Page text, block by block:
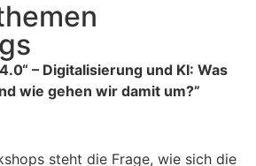
– Digitalisierung und KI: Was
wie gehen wir damit um?”
steht die Frage, wie sich die